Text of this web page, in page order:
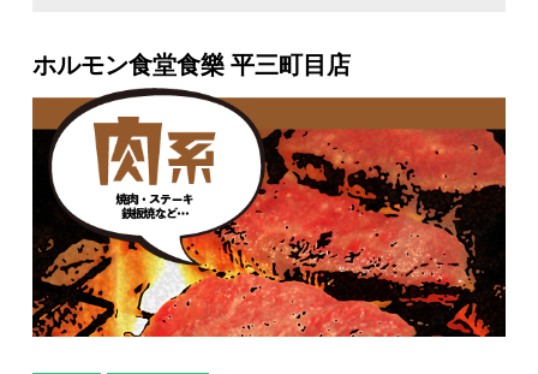
ホルモン食堂食樂 平三町目店